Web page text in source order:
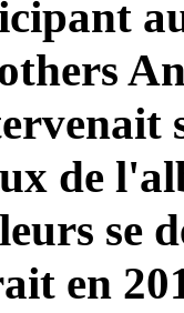
de
se
en